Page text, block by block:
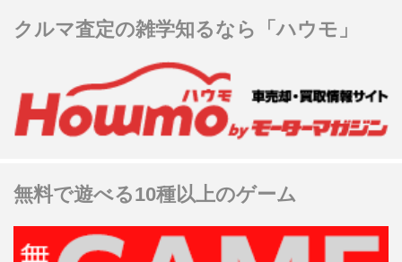
クルマ査定の雑学知るなら「ハウモ」
無料で遊べる10種以上のゲーム